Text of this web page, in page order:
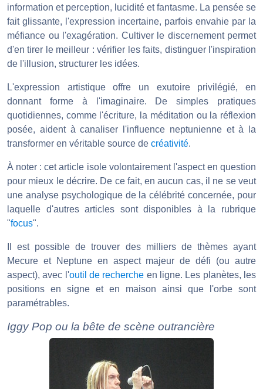
information et perception, lucidité et fantasme. La pensée se
fait glissante, l'expression incertaine, parfois envahie par la
méfiance ou l'exagération. Cultiver le discernement permet
d'en tirer le meilleur : vérifier les faits, distinguer l'inspiration
de l'illusion, structurer les idées.
L'expression artistique offre un exutoire privilégié, en
donnant forme à l'imaginaire. De simples pratiques
quotidiennes, comme l'écriture, la méditation ou la réflexion
posée, aident à canaliser l'influence neptunienne et à la
transformer en véritable source de créativité.
À noter : cet article isole volontairement l'aspect en question
pour mieux le décrire. De ce fait, en aucun cas, il ne se veut
une analyse psychologique de la célébrité concernée, pour
laquelle d'autres articles sont disponibles à la rubrique
"focus".
Il est possible de trouver des milliers de thèmes ayant
Mecure et Neptune en aspect majeur de défi (ou autre
aspect), avec l'outil de recherche en ligne. Les planètes, les
positions en signe et en maison ainsi que l'orbe sont
paramétrables.
Iggy Pop ou la bête de scène outrancière